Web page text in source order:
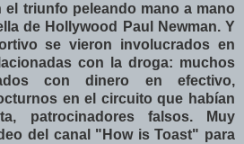
el triunfo peleando mano a mano
de Hollywood Paul Newman. Y
se vieron involucrados en
con la droga: muchos
con dinero en efectivo,
en el circuito que habían
patrocinadores falsos. Muy
del canal " How is Toast" para